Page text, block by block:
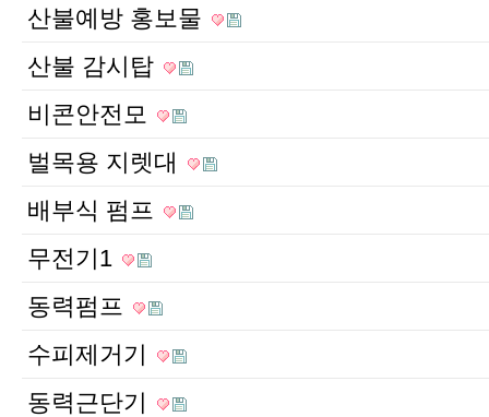
산불예방 홍보물
산불 감시탑
비콘안전모
벌목용 지렛대
배부식 펌프
무전기1
동력펌프
수피제거기
동력근단기